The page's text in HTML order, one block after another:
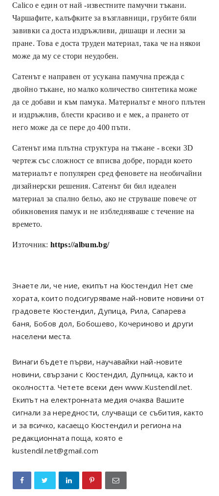
Calico е един от най -известните памучни тъкани.
Чаршафите, калъфките за възглавници, грубите бяли
завивки са доста издръжливи, дишащи и лесни за
пране. Това е доста труден материал, така че на някои
може да му се стори неудобен.
Сатенът е направен от усукана памучна прежда с
двойно тъкане, но малко количество синтетика може
да се добави и към памука. Материалът е много плътен
и издръжлив, блести красиво и е мек, а прането от
него може да се пере до 400 пъти.
Сатенът има плътна структура на тъкане - всеки 3D
чертеж със сложност се вписва добре, поради което
материалът е популярен сред феновете на необичайни
дизайнерски решения. Сатенът би бил идеален
материал за спално бельо, ако не струваше повече от
обикновения памук и не избледняваше с течение на
времето.
Източник: https://album.bg/
Знаете ли, че ние, екипът на Кюстендил Нет сме
хората, които подсигуряваме най-новите новини от
градовете Кюстендил, Дупица, Рила, Сапарева
баня, Бобов дол, Бобошево, Кочериново и други
населени места.
Винаги бъдете първи, научавайки най-новите
новини, свързани с Кюстендил, Дупница, както и
околността. Четете всеки ден www.Kustendil.net.
Екипът на електронната медия очаква Вашите
сигнали за нередности, случващи се събития, както
и за всичко, касаещо Кюстендил и региона на
редакционната поща, която е
kustendil.net@gmail.com